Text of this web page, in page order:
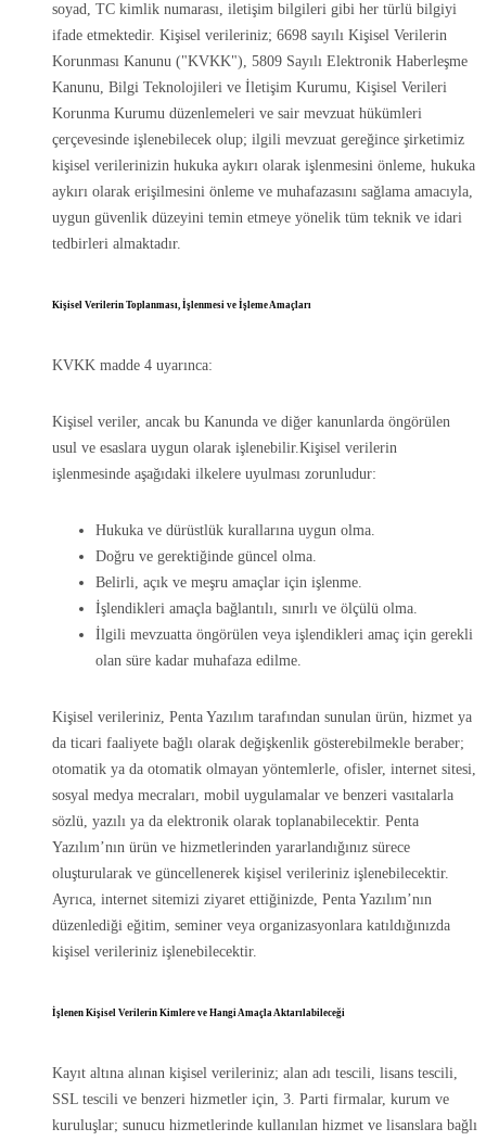
soyad, TC kimlik numarası, iletişim bilgileri gibi her türlü bilgiyi
ifade etmektedir. Kişisel verileriniz; 6698 sayılı Kişisel Verilerin
Korunması Kanunu ("KVKK"), 5809 Sayılı Elektronik Haberleşme
Kanunu, Bilgi Teknolojileri ve İletişim Kurumu, Kişisel Verileri
Korunma Kurumu düzenlemeleri ve sair mevzuat hükümleri
çerçevesinde işlenebilecek olup; ilgili mevzuat gereğince şirketimiz
kişisel verilerinizin hukuka aykırı olarak işlenmesini önleme, hukuka
aykırı olarak erişilmesini önleme ve muhafazasını sağlama amacıyla,
uygun güvenlik düzeyini temin etmeye yönelik tüm teknik ve idari
tedbirleri almaktadır.
Kişisel Verilerin Toplanması, İşlenmesi ve İşleme Amaçları
KVKK madde 4 uyarınca:
Kişisel veriler, ancak bu Kanunda ve diğer kanunlarda öngörülen
usul ve esaslara uygun olarak işlenebilir.Kişisel verilerin
işlenmesinde aşağıdaki ilkelere uyulması zorunludur:
Hukuka ve dürüstlük kurallarına uygun olma.
Doğru ve gerektiğinde güncel olma.
Belirli, açık ve meşru amaçlar için işlenme.
İşlendikleri amaçla bağlantılı, sınırlı ve ölçülü olma.
İlgili mevzuatta öngörülen veya işlendikleri amaç için gerekli
olan süre kadar muhafaza edilme.
Kişisel verileriniz, Penta Yazılım tarafından sunulan ürün, hizmet ya
da ticari faaliyete bağlı olarak değişkenlik gösterebilmekle beraber;
otomatik ya da otomatik olmayan yöntemlerle, ofisler, internet sitesi,
sosyal medya mecraları, mobil uygulamalar ve benzeri vasıtalarla
sözlü, yazılı ya da elektronik olarak toplanabilecektir. Penta
Yazılım’nın ürün ve hizmetlerinden yararlandığınız sürece
oluşturularak ve güncellenerek kişisel verileriniz işlenebilecektir.
Ayrıca, internet sitemizi ziyaret ettiğinizde, Penta Yazılım’nın
düzenlediği eğitim, seminer veya organizasyonlara katıldığınızda
kişisel verileriniz işlenebilecektir.
İşlenen Kişisel Verilerin Kimlere ve Hangi Amaçla Aktarılabileceği
Kayıt altına alınan kişisel verileriniz; alan adı tescili, lisans tescili,
SSL tescili ve benzeri hizmetler için, 3. Parti firmalar, kurum ve
kuruluşlar; sunucu hizmetlerinde kullanılan hizmet ve lisanslara bağlı